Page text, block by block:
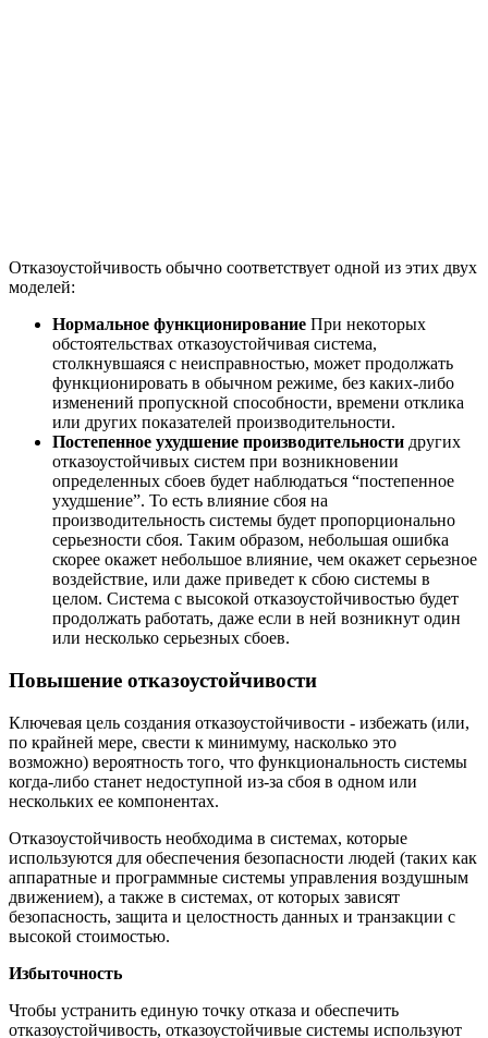
Отказоустойчивость обычно соответствует одной из этих двух
моделей:
Нормальное функционирование При некоторых
обстоятельствах отказоустойчивая система,
столкнувшаяся с неисправностью, может продолжать
функционировать в обычном режиме, без каких-либо
изменений пропускной способности, времени отклика
или других показателей производительности.
Постепенное ухудшение производительности других
отказоустойчивых систем при возникновении
определенных сбоев будет наблюдаться “постепенное
ухудшение”. То есть влияние сбоя на
производительность системы будет пропорционально
серьезности сбоя. Таким образом, небольшая ошибка
скорее окажет небольшое влияние, чем окажет серьезное
воздействие, или даже приведет к сбою системы в
целом. Система с высокой отказоустойчивостью будет
продолжать работать, даже если в ней возникнут один
или несколько серьезных сбоев.
Повышение отказоустойчивости
Ключевая цель создания отказоустойчивости - избежать (или,
по крайней мере, свести к минимуму, насколько это
возможно) вероятность того, что функциональность системы
когда-либо станет недоступной из-за сбоя в одном или
нескольких ее компонентах.
Отказоустойчивость необходима в системах, которые
используются для обеспечения безопасности людей (таких как
аппаратные и программные системы управления воздушным
движением), а также в системах, от которых зависят
безопасность, защита и целостность данных и транзакции с
высокой стоимостью.
Избыточность
Чтобы устранить единую точку отказа и обеспечить
отказоустойчивость, отказоустойчивые системы используют